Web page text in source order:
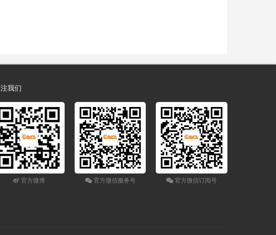
我们
官方微博 官方微信服务号 官方微信订阅号